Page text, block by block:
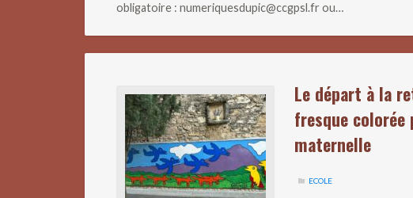
obligatoire : numeriquesdupic@ccgpsl.fr ou…
Le départ à la
fresque colorée
maternelle
ECOLE